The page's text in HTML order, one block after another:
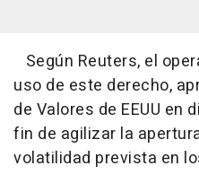
Según Reuters, el
uso de este derecho,
de Valores de EEUU en
fin de agilizar la
volatilidad prevista en